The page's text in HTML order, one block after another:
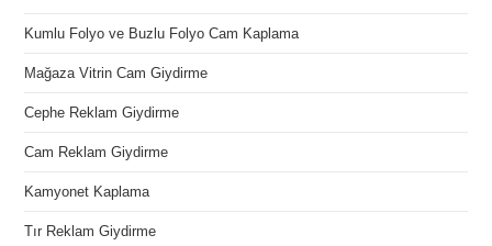
Kumlu Folyo ve Buzlu Folyo Cam Kaplama
Mağaza Vitrin Cam Giydirme
Cephe Reklam Giydirme
Cam Reklam Giydirme
Kamyonet Kaplama
Tır Reklam Giydirme